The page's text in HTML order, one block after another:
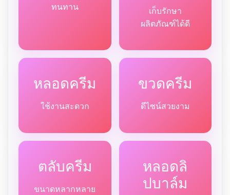
ทนทาน
เก็บรักษา
ผลิตภัณฑ์ได้ดี
หลอดครีม
ใช้งานสะดวก
ขวดครีม
ดีไซน์สวยงาม
ตลับครีม
ขนาดหลากหลาย
หลอดลิ
ปบาล์ม